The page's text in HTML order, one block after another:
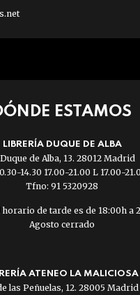
ESTAMOS
LIBRERÍA DUQUE DE ALBA
de Alba, 13. 28012 Madrid
14.30 17.00-21.00 L 17.00-
Tfno: 91 5320928
horario de tarde es de 18:00h a
Agosto cerrado
ATENEO LA MALICIOSA
las Peñuelas, 12. 28005 Madrid